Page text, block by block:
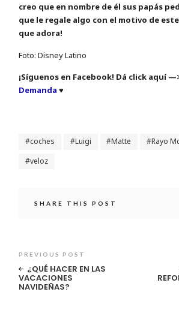
creo que en nombre de él sus papás
que le regale algo con el motivo de
que adora!
Foto: Disney Latino
¡Síguenos en Facebook! Dá click aquí
Demanda ♥
coches Luigi Matte Rayo
veloz
SHARE THIS POST
PREVIOUS POST
¿QUÉ HACER EN LAS
VACACIONES
NAVIDEÑAS?